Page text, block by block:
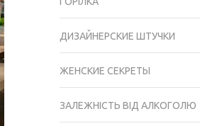
ДИЗАЙНЕРСКИЕ ШТУЧКИ
ЖЕНСКИЕ СЕКРЕТЫ
ЗАЛЕЖНІСТЬ ВІД АЛКОГОЛЮ